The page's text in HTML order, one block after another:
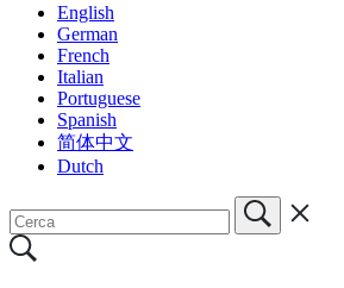
English
German
French
Italian
Portuguese
Spanish
简体中文
Dutch